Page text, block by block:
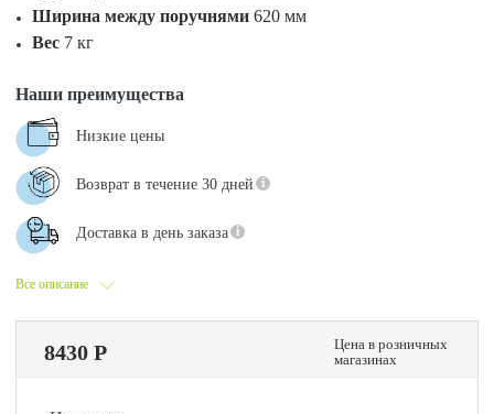
Ширина между поручнями 620 мм
Вес 7 кг
Все описание
Наши преимущества
Низкие цены
Возврат в течение 30 дней
Доставка в день заказа
8430 Р
Цена в розничных
магазинах